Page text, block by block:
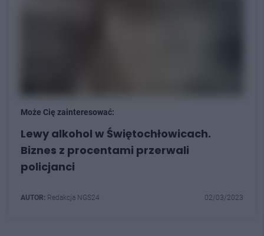
Może Cię zainteresować:
Lewy alkohol w Świętochłowicach.
Biznes z procentami przerwali
policjanci
AUTOR: Redakcja NGS24 02/03/2023